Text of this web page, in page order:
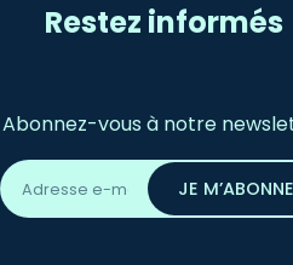
Restez informés
Abonnez-vous à notre
Adresse
email
*
JE M’ABONNE